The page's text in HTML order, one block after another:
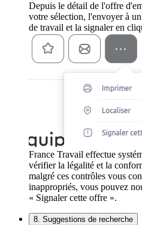
Depuis le détail de l'offre
votre sélection, l'envoyer à
de travail et la signaler en
France Travail effectue
vérifier la légalité et la
malgré ces contrôles vous
inappropriés, vous pouvez
« Signaler cette offre ».
8. Suggestions de recherche